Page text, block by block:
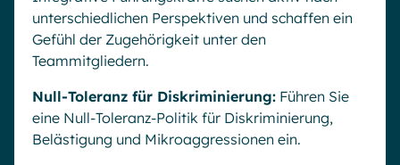
unterschiedlichen Perspektiven und schaffen ein
Gefühl der Zugehörigkeit unter den
Teammitgliedern.
Null-Toleranz für Diskriminierung: Führen Sie
eine Null-Toleranz-Politik für Diskriminierung,
Belästigung und Mikroaggressionen ein.